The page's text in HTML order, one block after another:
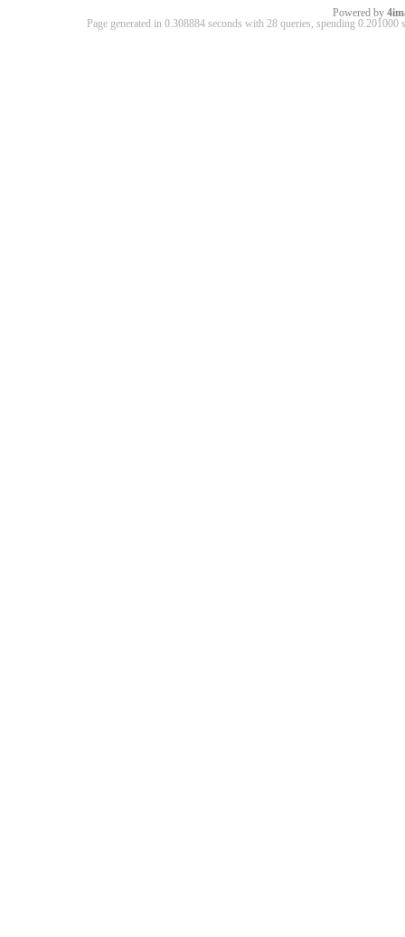
Powered by
Page generated in 0.308884 seconds with 28 queries, spending